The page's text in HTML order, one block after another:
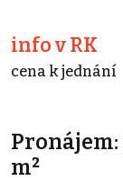
info v RK
cena k jednání
m²